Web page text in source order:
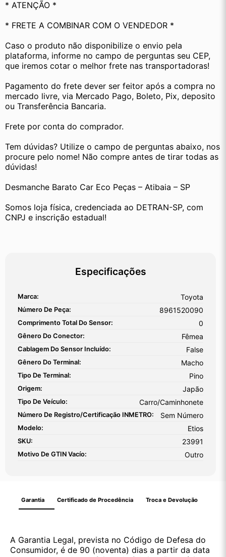
* ATENÇÃO *
* FRETE A COMBINAR COM O VENDEDOR *
Caso o produto não disponibilize o envio pela
plataforma, informe no campo de perguntas seu CEP,
que iremos cotar o melhor frete nas transportadoras!
Pagamento do frete dever ser feitor após a compra no
mercado livre, via Mercado Pago, Boleto, Pix, deposito
ou Transferência Bancaria.
Frete por conta do comprador.
Tem dúvidas? Utilize o campo de perguntas abaixo, nos
procure pelo nome! Não compre antes de tirar todas as
dúvidas!
Desmanche Barato Car Eco Peças – Atibaia – SP
Somos loja física, credenciada ao DETRAN-SP, com
CNPJ e inscrição estadual!
Especificações
Marca: Toyota
Número De Peça: 8961520090
Comprimento Total Do Sensor: 0
Gênero Do Conector: Fêmea
Cablagem Do Sensor Incluído: False
Gênero Do Terminal: Macho
Tipo De Terminal: Pino
Origem: Japão
Tipo De Veículo: Carro/Caminhonete
Número De Registro/certificação INMETRO: Sem Número
Modelo: Etios
SKU: 23991
Motivo De GTIN Vacío: Outro
Garantia Certificado de Procedência Troca e Devolução
A Garantia Legal, prevista no Código de Defesa do
Consumidor, é de 90 (noventa) dias a partir da data